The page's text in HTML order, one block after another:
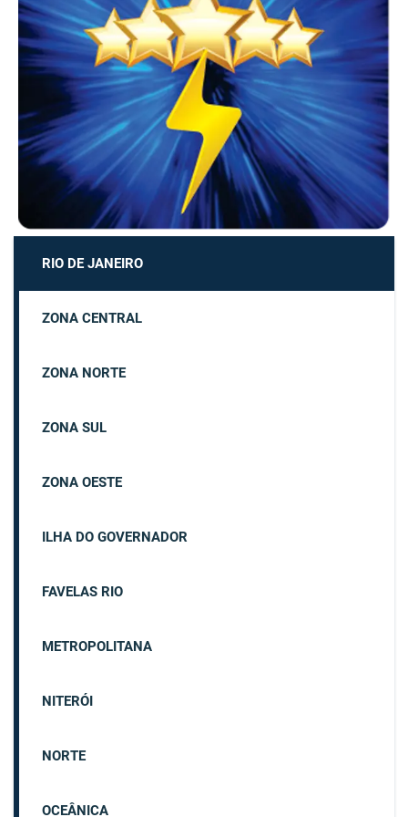
RIO DE JANEIRO
ZONA CENTRAL
ZONA NORTE
ZONA SUL
ZONA OESTE
ILHA DO GOVERNADOR
FAVELAS RIO
METROPOLITANA
NITERÓI
NORTE
OCEÂNICA